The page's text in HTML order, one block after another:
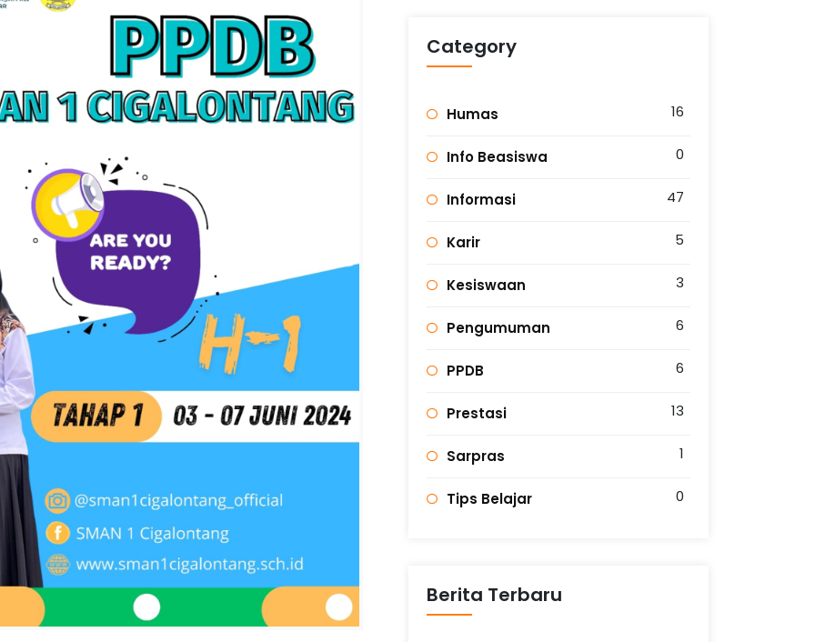
Category
Humas 16
Info Beasiswa 0
Informasi 47
Karir 5
Kesiswaan 3
Pengumuman 6
PPDB 6
Prestasi 13
Sarpras 1
Tips Belajar 0
Berita Terbaru